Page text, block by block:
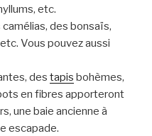
etc.
des bonsaïs,
Vous pouvez aussi
des tapis bohèmes,
en fibres apporteront
une baie ancienne à
escapade.